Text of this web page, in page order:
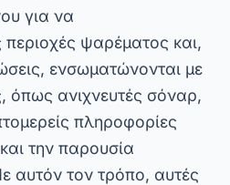
για να
ψαρέματος και,
ενσωματώνονται με
όπως ανιχνευτές σόναρ,
πληροφορίες
την παρουσία
αυτόν τον τρόπο, αυτές